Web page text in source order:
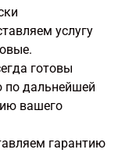
услугу
готовы
по дальнейшей
вашего
гарантию